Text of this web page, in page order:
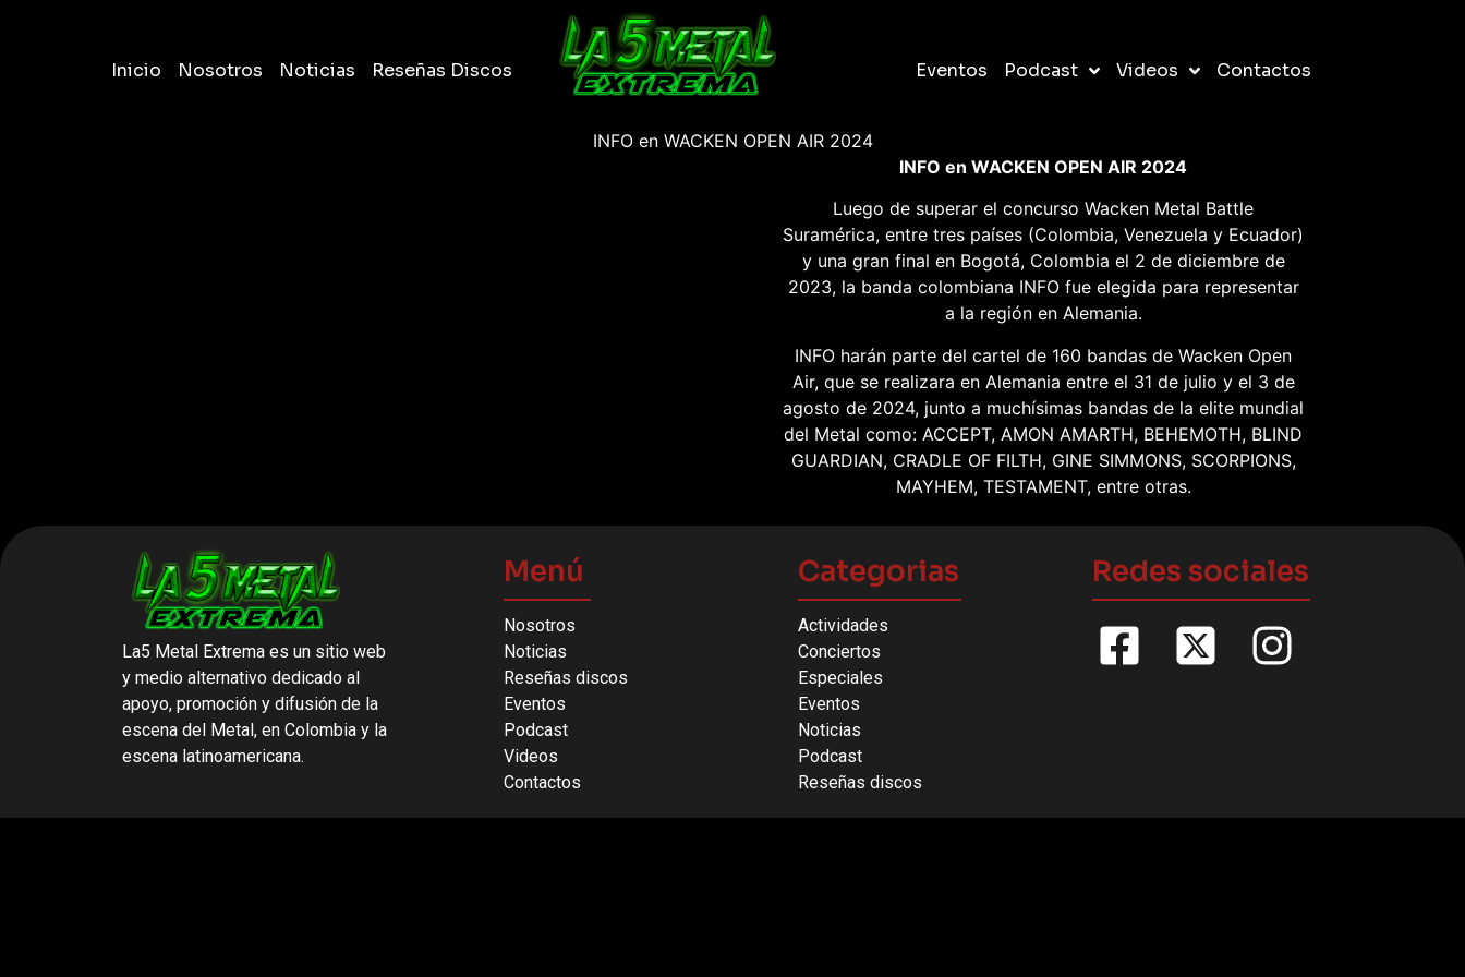
Inicio Nosotros Noticias Reseñas Discos Eventos Podcast Videos Contactos
INFO en WACKEN OPEN AIR 2024
INFO en WACKEN OPEN AIR 2024
Luego de superar el concurso Wacken Metal Battle
Suramérica, entre tres países (Colombia, Venezuela y Ecuador)
y una gran final en Bogotá, Colombia el 2 de diciembre de
2023, la banda colombiana INFO fue elegida para representar
a la región en Alemania.
INFO harán parte del cartel de 160 bandas de Wacken Open
Air, que se realizara en Alemania entre el 31 de julio y el 3 de
agosto de 2024, junto a muchísimas bandas de la elite mundial
del Metal como: ACCEPT, AMON AMARTH, BEHEMOTH, BLIND
GUARDIAN, CRADLE OF FILTH, GINE SIMMONS, SCORPIONS,
MAYHEM, TESTAMENT, entre otras.
La5 Metal Extrema es un sitio web
y medio alternativo dedicado al
apoyo, promoción y difusión de la
escena del Metal, en Colombia y la
escena latinoamericana.
Menú
Nosotros
Noticias
Reseñas discos
Eventos
Podcast
Videos
Contactos
Categorias
Actividades
Conciertos
Especiales
Eventos
Noticias
Podcast
Reseñas discos
Redes sociales